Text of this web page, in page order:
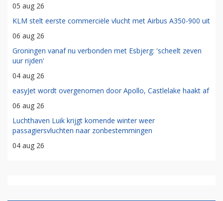
05 aug 26
KLM stelt eerste commerciële vlucht met Airbus A350-900 uit
06 aug 26
Groningen vanaf nu verbonden met Esbjerg: 'scheelt zeven
uur rijden'
04 aug 26
easyJet wordt overgenomen door Apollo, Castlelake haakt af
06 aug 26
Luchthaven Luik krijgt komende winter weer
passagiersvluchten naar zonbestemmingen
04 aug 26